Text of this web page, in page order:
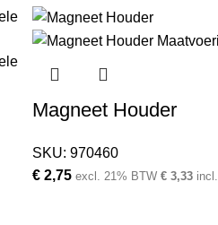
Magneet Houder
SKU:970460
€ 2,75 excl. 21% BTW € 3,33